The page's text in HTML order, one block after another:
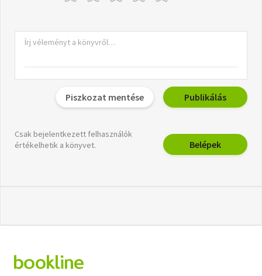
Piszkozat mentése Publikálás
Csak bejelentkezett felhasználók
értékelhetik a könyvet.
Belépek